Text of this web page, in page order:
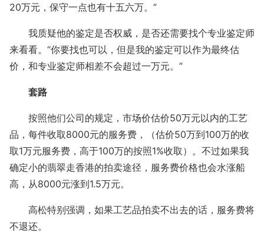
20万元，保守一点也有十五六万。”
我质疑他的鉴定是否权威，是否还需要找个专业鉴定师
来看看。“你要找也可以，但是我的鉴定可以作为最终估
价，和专业鉴定师相差不会超过一万元。”
套路
按照他们公司的规定，市场价估价50万元以内的工艺
品，每件收取8000元的服务费，（估价50万到100万的收
取1万元服务费，高于100万的按照1%收取）。不过如果我
确定小的翡翠走香港的拍卖途径，服务费价格也会水涨船
高，从8000元涨到1.5万元。
高松特别强调，如果工艺品拍卖不出去的话，服务费将
不退还。